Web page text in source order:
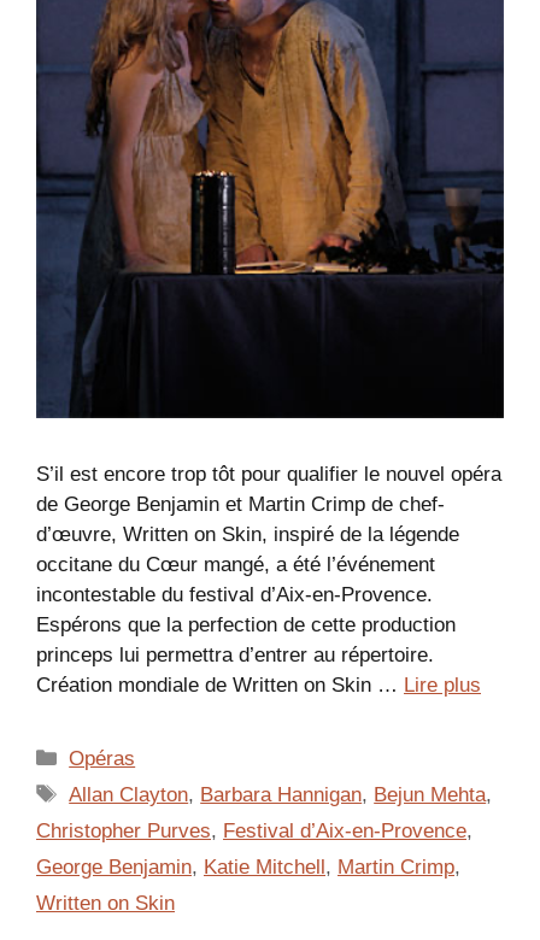
S’il est encore trop tôt pour qualifier le nouvel opéra
de George Benjamin et Martin Crimp de chef-
d’œuvre, Written on Skin, inspiré de la légende
occitane du Cœur mangé, a été l’événement
incontestable du festival d’Aix-en-Provence.
Espérons que la perfection de cette production
princeps lui permettra d’entrer au répertoire.
Création mondiale de Written on Skin … Lire plus
Catégories
Opéras
Étiquettes
Allan Clayton, Barbara Hannigan, Bejun Mehta,
Christopher Purves, Festival d’Aix-en-Provence,
George Benjamin, Katie Mitchell, Martin Crimp,
Written on Skin